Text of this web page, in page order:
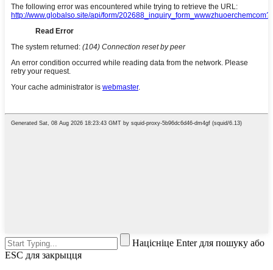
Націсніце Enter для пошуку або
ESC для закрыцця